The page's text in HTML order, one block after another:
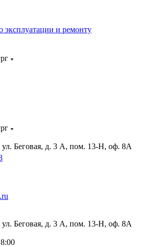
эксплуатации и ремонту
ул. Беговая, д. 3 А, пом. 13-Н, оф. 8А
ул. Беговая, д. 3 А, пом. 13-Н, оф. 8А